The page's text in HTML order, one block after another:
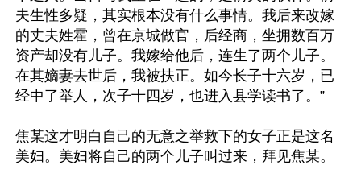
夫生性多疑，其实根本没有什么事情。我后来改嫁
的丈夫姓霍，曾在京城做官，后经商，坐拥数百万
资产却没有儿子。我嫁给他后，连生了两个儿子。
在其嫡妻去世后，我被扶正。如今长子十六岁，已
经中了举人，次子十四岁，也进入县学读书了。”
焦某这才明白自己的无意之举救下的女子正是这名
美妇。美妇将自己的两个儿子叫过来，拜见焦某。